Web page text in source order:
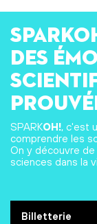
Billetterie
des
SPARKOH!, c'est
comprendre les
On y découvre
sciences dans la